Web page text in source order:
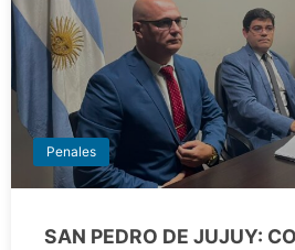
Penales
SAN PEDRO DE JUJUY: